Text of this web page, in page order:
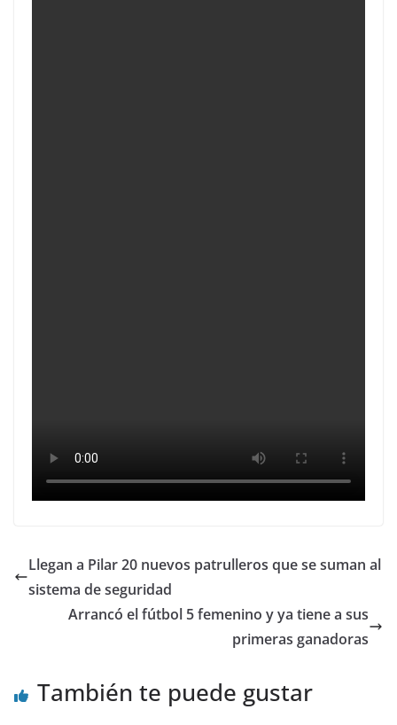
Llegan a Pilar 20 nuevos patrulleros que se suman al
sistema de seguridad
Arrancó el fútbol 5 femenino y ya tiene a sus
primeras ganadoras
También te puede gustar